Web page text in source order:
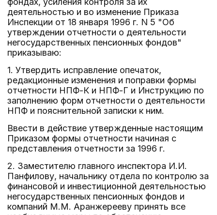
деятельностью и во изменение Приказа
Инспекции от 18 января 1996 г. N 5 "Об
утверждении отчетности о деятельности
негосударственных пенсионных фондов"
приказываю:
1. Утвердить исправление опечаток,
редакционные изменения и поправки формы
отчетности НПФ-К и НПФ-Г и Инструкцию по
заполнению форм отчетности о деятельности
НПФ и пояснительной записки к ним.
Ввести в действие утвержденные настоящим
Приказом формы отчетности начиная с
представления отчетности за 1996 г.
2. Заместителю главного инспектора И.И.
Панфилову, начальнику отдела по контролю за
финансовой и инвестиционной деятельностью
негосударственных пенсионных фондов и
компаний М.М. Аранжерееву принять все